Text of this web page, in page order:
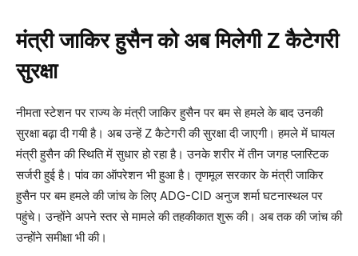
मंत्री जाकिर हुसैन को अब मिलेगीZकैटेगरी
सुरक्षा
नीमता स्टेशन पर राज्य के मंत्री जाकिर हुसैन पर बम से हमले के बाद उनकी
सुरक्षा बढ़ा दी गयी है। अब उन्हें Z कैटेगरी की सुरक्षा दी जाएगी। हमले में घायल
मंत्री हुसैन की स्थिति में सुधार हो रहा है। उनके शरीर में तीन जगह प्लास्टिक
सर्जरी हुई है। पांव का ऑपरेशन भी हुआ है। तृणमूल सरकार के मंत्री जाकिर
हुसैन पर बम हमले की जांच के लिए ADG-CID अनुज शर्मा घटनास्थल पर
पहुंचे। उन्होंने अपने स्तर से मामले की तहकीकात शुरू की। अब तक की जांच की
उन्होंने समीक्षा भी की।